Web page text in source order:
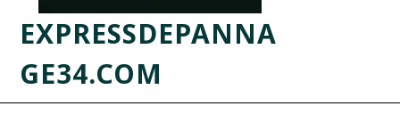
EXPRESSDEPANNA
GE34.COM